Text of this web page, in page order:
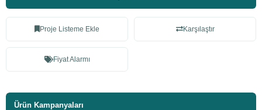
Proje Listeme Ekle Karşılaştır
Fiyat Alarmı
Ürün Kampanyaları